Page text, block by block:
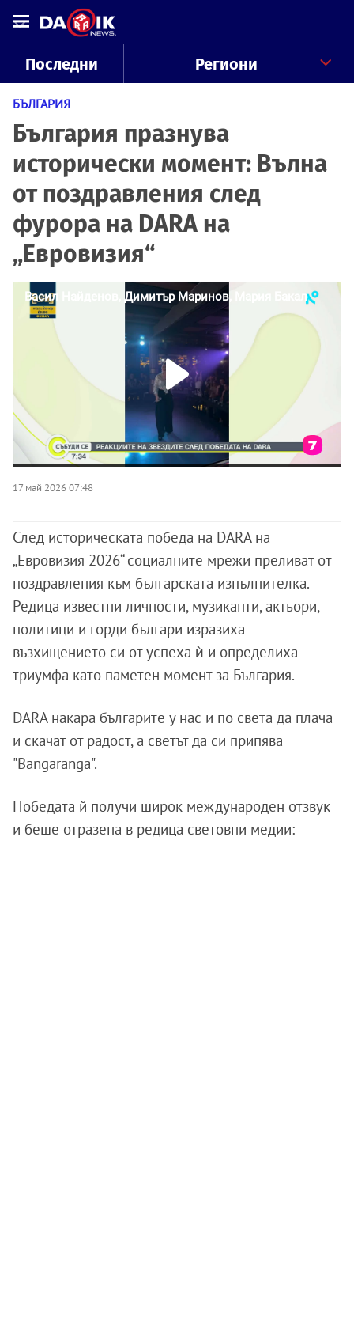
Последни Региони
БЪЛГАРИЯ
България празнува
исторически момент: Вълна
от поздравления след
фурора на DARA на
„Евровизия“
17 май 2026 07:48
След историческата победа на DARA на
„Евровизия 2026“ социалните мрежи преливат от
поздравления към българската изпълнителка.
Редица известни личности, музиканти, актьори,
политици и горди българи изразиха
възхищението си от успеха ѝ и определиха
триумфа като паметен момент за България.
DARA накара българите у нас и по света да плача
и скачат от радост, а светът да си припява
"Bangaranga".
Победата й получи широк международен отзвук
и беше отразена в редица световни медии: